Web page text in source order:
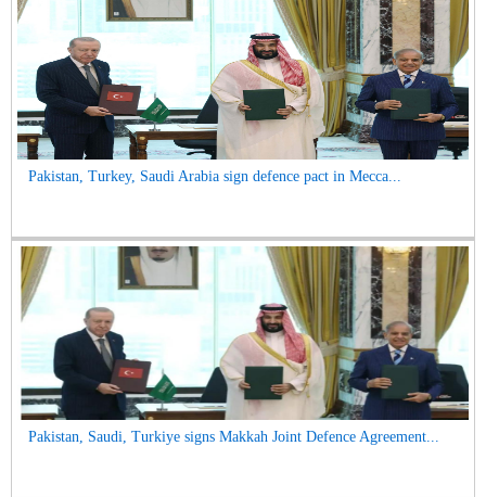
Pakistan, Turkey, Saudi Arabia sign defence pact in Mecca...
Pakistan, Saudi, Turkiye signs Makkah Joint Defence Agreement...